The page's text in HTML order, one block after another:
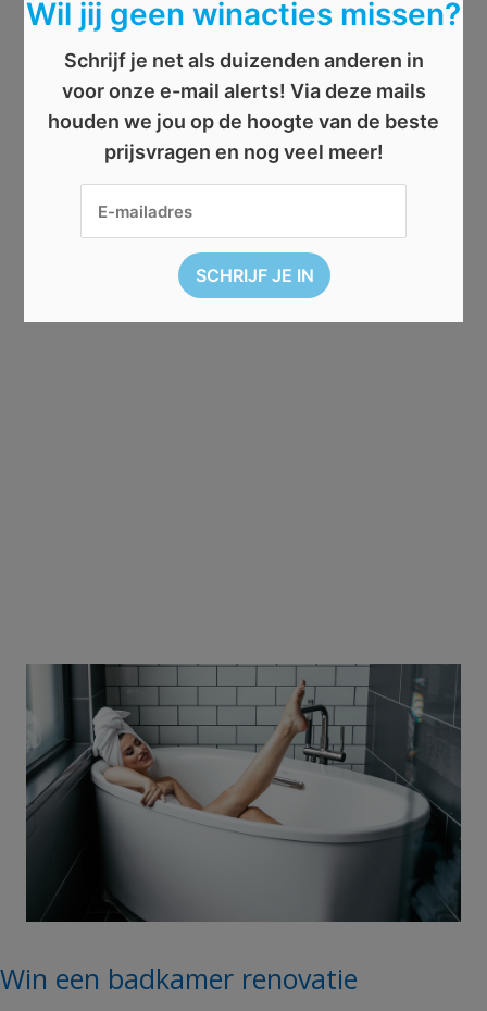
Win een badkamer renovatie
Wil jij geen winacties missen?
Schrijf je net als duizenden anderen in
voor onze e-mail alerts! Via deze mails
houden we jou op de hoogte van de beste
prijsvragen en nog veel meer!